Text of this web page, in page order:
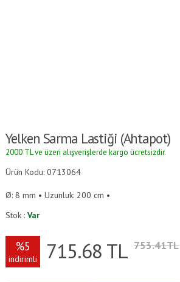
Yelken Sarma Lastiği (ahtapot)
2000 TL ve üzeri alışverişlerde kargo ücretsizdir.
Ürün Kodu: 0713064
Ø: 8 mm • Uzunluk: 200 cm •
Stok :Var
%5
indirimli 715.68 TL 753.41TL